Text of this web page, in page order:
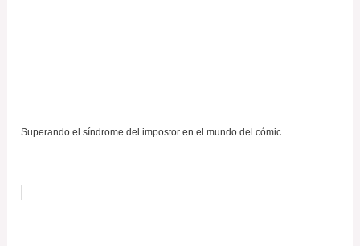
Superando el síndrome del impostor en el mundo del cómic